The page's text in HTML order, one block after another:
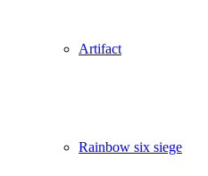
Artifact
Rainbow six siege